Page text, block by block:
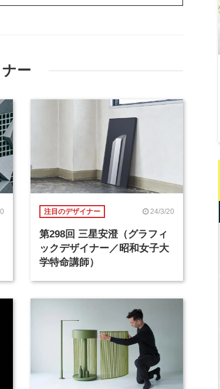
ー
注目のデザイナー 24/3/20
第298回 三星安澄（グラフィ
ックデザイナー／昭和女子大
学特命講師）